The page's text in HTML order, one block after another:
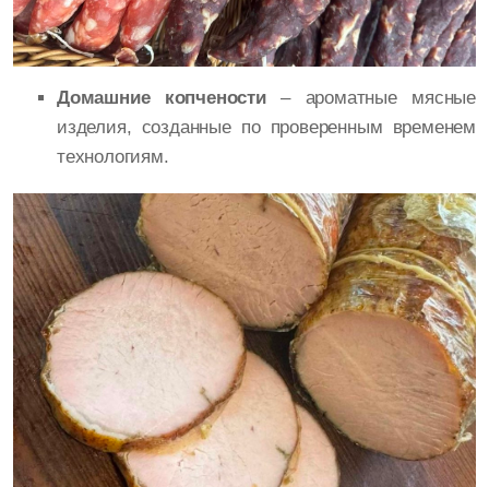
Домашние копчености– ароматные мясные
изделия, созданные по проверенным временем
технологиям.